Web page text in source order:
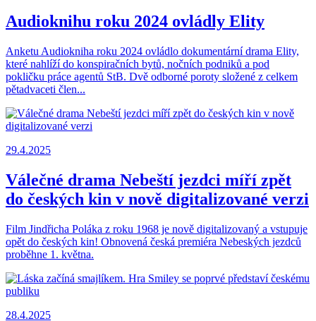
Audioknihu roku 2024 ovládly Elity
Anketu Audiokniha roku 2024 ovládlo dokumentární drama Elity,
které nahlíží do konspiračních bytů, nočních podniků a pod
pokličku práce agentů StB. Dvě odborné poroty složené z celkem
pětadvaceti člen...
29.4.2025
Válečné drama Nebeští jezdci míří zpět
do českých kin v nově digitalizované verzi
Film Jindřicha Poláka z roku 1968 je nově digitalizovaný a vstupuje
opět do českých kin! Obnovená česká premiéra Nebeských jezdců
proběhne 1. května.
28.4.2025